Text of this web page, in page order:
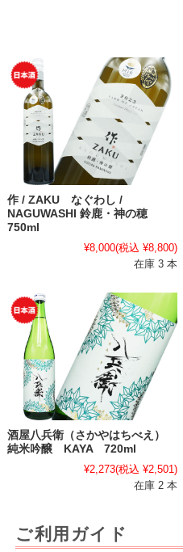
作 / ZAKU なぐわし /
NAGUWASHI 鈴鹿・神の穂
750ml
¥8,000(税込 ¥8,800)
在庫 3 本
酒屋八兵衛（さかやはちべえ）
純米吟醸 KAYA 720ml
¥2,273(税込 ¥2,501)
在庫 2 本
ご利用ガイド